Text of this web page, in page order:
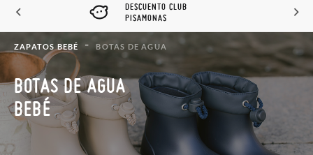
DESCUENTO CLUB
PISAMONAS
ZAPATOS BEBÉ BOTAS DE AGUA
BOTAS DE AGUA
BEBÉ